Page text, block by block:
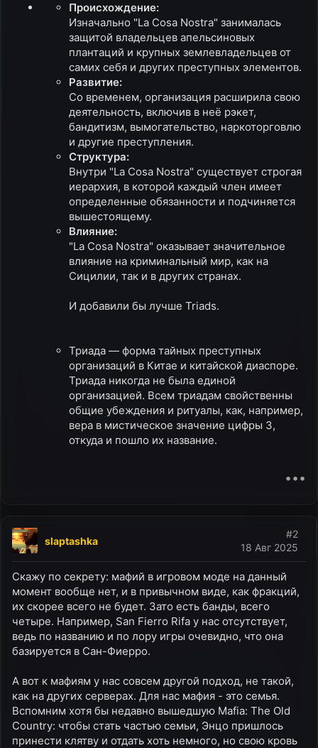
Происхождение:
Изначально "La Cosa Nostra" занималась
защитой владельцев апельсиновых
плантаций и крупных землевладельцев от
самих себя и других преступных элементов.
Развитие:
Со временем, организация расширила свою
деятельность, включив в неё рэкет,
бандитизм, вымогательство, наркоторговлю
и другие преступления.
Структура:
Внутри "La Cosa Nostra" существует строгая
иерархия, в которой каждый член имеет
определенные обязанности и подчиняется
вышестоящему.
Влияние:
"La Cosa Nostra" оказывает значительное
влияние на криминальный мир, как на
Сицилии, так и в других странах.
И добавили бы лучше Triads.​
Триада — форма тайных преступных
организаций в Китае и китайской диаспоре.
Триада никогда не была единой
организацией. Всем триадам свойственны
общие убеждения и ритуалы, как, например,
вера в мистическое значение цифры 3,
откуда и пошло их название.​
•••
slaptashka
18 Авг 2025
#2
Скажу по секрету: мафий в игровом моде на данный
момент вообще нет, и в привычном виде, как фракций,
их скорее всего не будет. Зато есть банды, всего
четыре. Например, San Fierro Rifa у нас отсутствует,
ведь по названию и по лору игры очевидно, что она
базируется в Сан-Фиерро.
А вот к мафиям у нас совсем другой подход, не такой,
как на других серверах. Для нас мафия - это семья.
Вспомним хотя бы недавно вышедшую Mafia: The Old
Country: чтобы стать частью семьи, Энцо пришлось
принести клятву и отдать хоть немного, но свою кровь